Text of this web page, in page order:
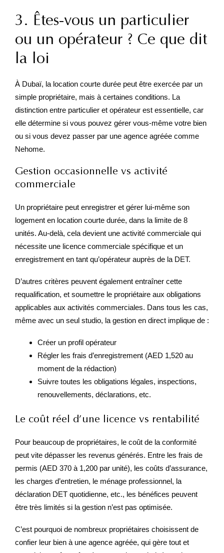
3. Êtes-vous un particulier
ou un opérateur ? Ce que dit
la loi
À Dubaï, la location courte durée peut être exercée par un
simple propriétaire, mais à certaines conditions. La
distinction entre particulier et opérateur est essentielle, car
elle détermine si vous pouvez gérer vous-même votre bien
ou si vous devez passer par une agence agréée comme
Nehome.
Gestion occasionnelle vs activité
commerciale
Un propriétaire peut enregistrer et gérer lui-même son
logement en location courte durée, dans la limite de 8
unités. Au-delà, cela devient une activité commerciale qui
nécessite une licence commerciale spécifique et un
enregistrement en tant qu’opérateur auprès de la DET.
D’autres critères peuvent également entraîner cette
requalification, et soumettre le propriétaire aux obligations
applicables aux activités commerciales. Dans tous les cas,
même avec un seul studio, la gestion en direct implique de :
Créer un profil opérateur
Régler les frais d’enregistrement (AED 1,520 au
moment de la rédaction)
Suivre toutes les obligations légales, inspections,
renouvellements, déclarations, etc.
Le coût réel d’une licence vs rentabilité
Pour beaucoup de propriétaires, le coût de la conformité
peut vite dépasser les revenus générés. Entre les frais de
permis (AED 370 à 1,200 par unité), les coûts d’assurance,
les charges d’entretien, le ménage professionnel, la
déclaration DET quotidienne, etc., les bénéfices peuvent
être très limités si la gestion n’est pas optimisée.
C’est pourquoi de nombreux propriétaires choisissent de
confier leur bien à une agence agréée, qui gère tout et